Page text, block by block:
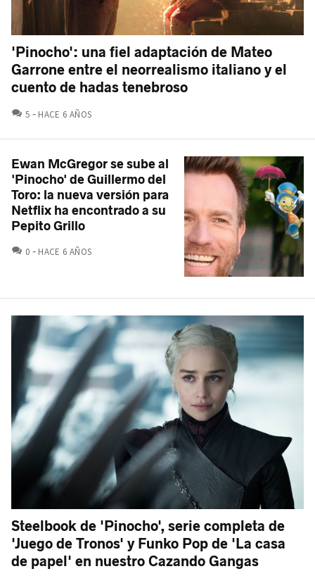
'Pinocho': una fiel adaptación de Mateo
Garrone entre el neorrealismo italiano y el
cuento de hadas tenebroso
5 COMENTARIOS
HACE 6 AÑOS
Ewan McGregor se sube al
'Pinocho' de Guillermo del
Toro: la nueva versión para
Netflix ha encontrado a su
Pepito Grillo
0 COMENTARIOS
HACE 6 AÑOS
Steelbook de 'Pinocho', serie completa de
'Juego de Tronos' y Funko Pop de 'La casa
de papel' en nuestro Cazando Gangas